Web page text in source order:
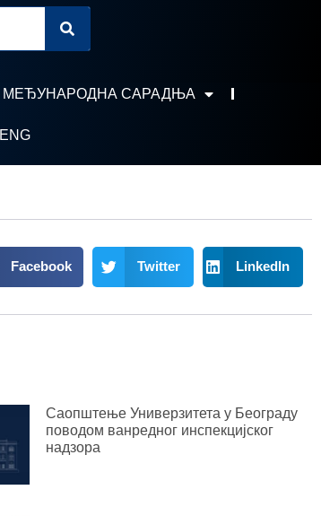
МЕЂУНАРОДНА САРАДЊА
ENG
Facebook Twitter LinkedIn
Саопштење Универзитета у Београду
поводом ванредног инспекцијског
надзора